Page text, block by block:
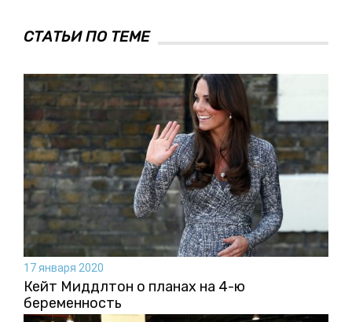
СТАТЬИ ПО ТЕМЕ
17 января 2020
Кейт Миддлтон о планах на 4-ю
беременность